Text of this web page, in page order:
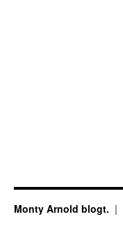
Monty Arnold blogt.